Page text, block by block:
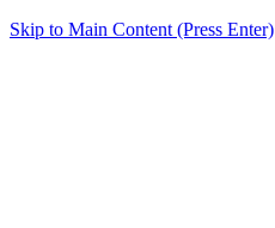
Skip to Main Content (Press Enter)